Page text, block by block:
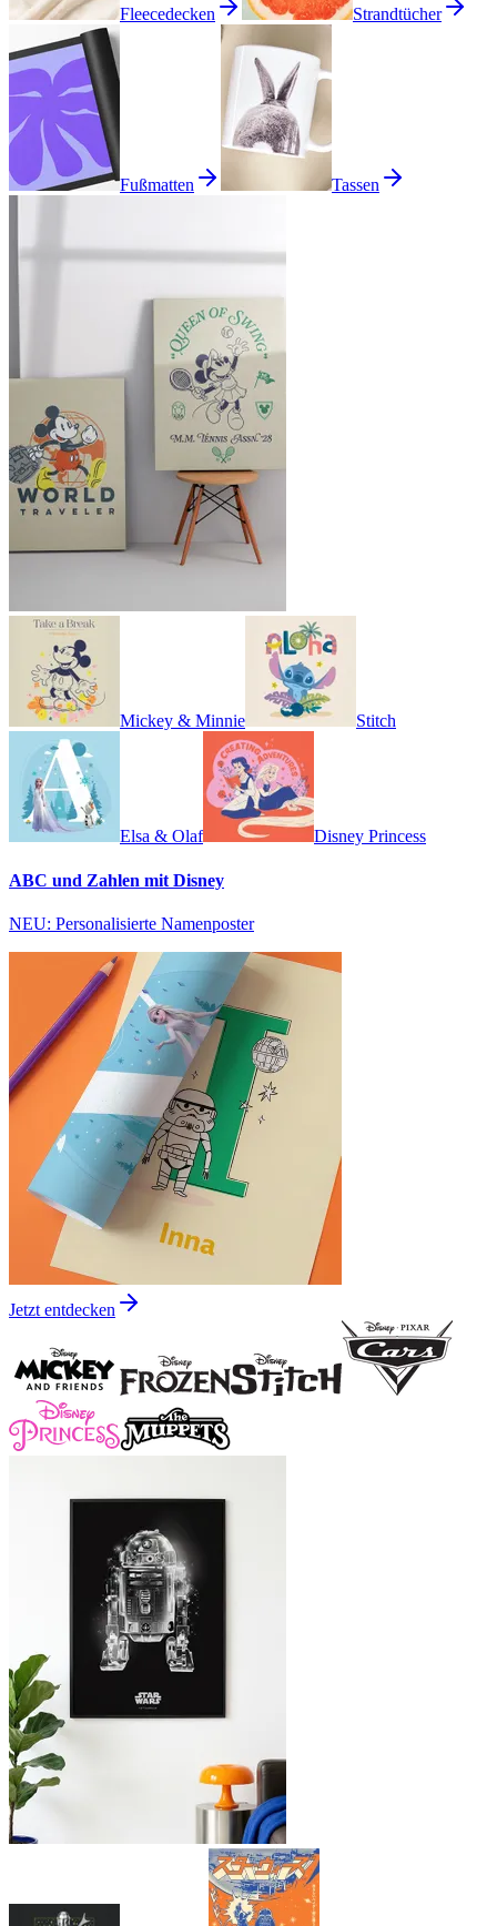
Fleecedecken Strandtücher
Fußmatten Tassen
Mickey & Minnie Stitch
Elsa & Olaf Disney Princess
ABC und Zahlen mit Disney
NEU: Personalisierte Namenposter
Jetzt entdecken